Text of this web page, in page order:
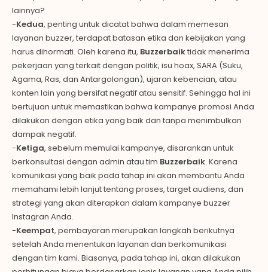
lainnya?
-Kedua, penting untuk dicatat bahwa dalam memesan
layanan buzzer, terdapat batasan etika dan kebijakan yang
harus dihormati. Oleh karena itu, Buzzerbaiktidak menerima
pekerjaan yang terkait dengan politik, isu hoax, SARA (Suku,
Agama, Ras, dan Antargolongan), ujaran kebencian, atau
konten lain yang bersifat negatif atau sensitif. Sehingga hal ini
bertujuan untuk memastikan bahwa kampanye promosi Anda
dilakukan dengan etika yang baik dan tanpa menimbulkan
dampak negatif.
-Ketiga, sebelum memulai kampanye, disarankan untuk
berkonsultasi dengan admin atau tim Buzzerbaik. Karena
komunikasi yang baik pada tahap ini akan membantu Anda
memahami lebih lanjut tentang proses, target audiens, dan
strategi yang akan diterapkan dalam kampanye buzzer
Instagran Anda.
-Keempat, pembayaran merupakan langkah berikutnya
setelah Anda menentukan layanan dan berkomunikasi
dengan tim kami. Biasanya, pada tahap ini, akan dilakukan